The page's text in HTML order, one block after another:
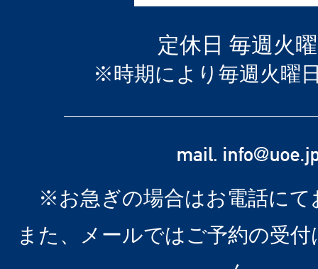
定休日 毎週火
※時期により毎週火曜
※お急ぎの場合はお電話にて
また、メールではご予約の受